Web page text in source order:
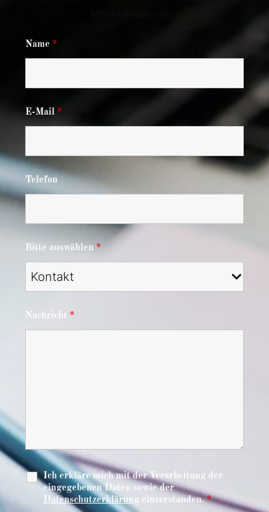
Name *
E-Mail *
Telefon
Bitte auswählen *
Nachricht *
Ich erkläre mich mit der Verarbeitung der
eingegebenen Daten sowie der
Datenschutzerklärung einverstanden.*